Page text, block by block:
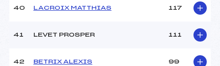
40 LACROIX MATTHIAS 117
41 LEVET PROSPER 111
42 BETRIX ALEXIS 99